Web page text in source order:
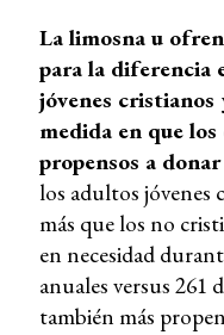
La limosna u
para la diferencia
jóvenes
medida en que
propensos a
los adultos jóvenes
más que los no
en necesidad
anuales versus 261
también más